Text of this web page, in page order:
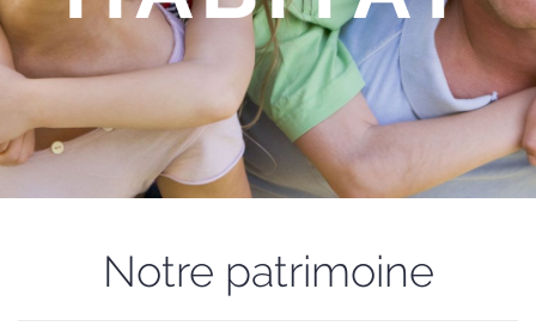
Notre patrimoine